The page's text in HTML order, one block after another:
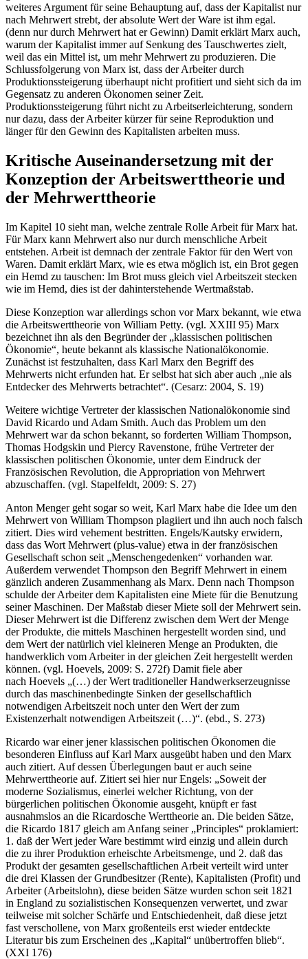
weiteres Argument für seine Behauptung auf, dass der Kapitalist nur
nach Mehrwert strebt, der absolute Wert der Ware ist ihm egal.
(denn nur durch Mehrwert hat er Gewinn) Damit erklärt Marx auch,
warum der Kapitalist immer auf Senkung des Tauschwertes zielt,
weil das ein Mittel ist, um mehr Mehrwert zu produzieren. Die
Schlussfolgerung von Marx ist, dass der Arbeiter durch
Produktionssteigerung überhaupt nicht profitiert und sieht sich da im
Gegensatz zu anderen Ökonomen seiner Zeit.
Produktionssteigerung führt nicht zu Arbeitserleichterung, sondern
nur dazu, dass der Arbeiter kürzer für seine Reproduktion und
länger für den Gewinn des Kapitalisten arbeiten muss.
Kritische Auseinandersetzung mit der
Konzeption der Arbeitswerttheorie und
der Mehrwerttheorie
Im Kapitel 10 sieht man, welche zentrale Rolle Arbeit für Marx hat.
Für Marx kann Mehrwert also nur durch menschliche Arbeit
entstehen. Arbeit ist demnach der zentrale Faktor für den Wert von
Waren. Damit erklärt Marx, wie es etwa möglich ist, ein Brot gegen
ein Hemd zu tauschen: Im Brot muss gleich viel Arbeitszeit stecken
wie im Hemd, dies ist der dahinterstehende Wertmaßstab.
Diese Konzeption war allerdings schon vor Marx bekannt, wie etwa
die Arbeitswerttheorie von William Petty. (vgl. XXIII 95) Marx
bezeichnet ihn als den Begründer der „klassischen politischen
Ökonomie“, heute bekannt als klassische Nationalökonomie.
Zunächst ist festzuhalten, dass Karl Marx den Begriff des
Mehrwerts nicht erfunden hat. Er selbst hat sich aber auch „nie als
Entdecker des Mehrwerts betrachtet“. (Cesarz: 2004, S. 19)
Weitere wichtige Vertreter der klassischen Nationalökonomie sind
David Ricardo und Adam Smith. Auch das Problem um den
Mehrwert war da schon bekannt, so forderten William Thompson,
Thomas Hodgskin und Piercy Ravenstone, frühe Vertreter der
klassischen politischen Ökonomie, unter dem Eindruck der
Französischen Revolution, die Appropriation von Mehrwert
abzuschaffen. (vgl. Stapelfeldt, 2009: S. 27)
Anton Menger geht sogar so weit, Karl Marx habe die Idee um den
Mehrwert von William Thompson plagiiert und ihn auch noch falsch
zitiert. Dies wird vehement bestritten. Engels/Kautsky erwidern,
dass das Wort Mehrwert (plus-value) etwa in der französischen
Gesellschaft schon seit „Menschengedenken“ vorhanden war.
Außerdem verwendet Thompson den Begriff Mehrwert in einem
gänzlich anderen Zusammenhang als Marx. Denn nach Thompson
schulde der Arbeiter dem Kapitalisten eine Miete für die Benutzung
seiner Maschinen. Der Maßstab dieser Miete soll der Mehrwert sein.
Dieser Mehrwert ist die Differenz zwischen dem Wert der Menge
der Produkte, die mittels Maschinen hergestellt worden sind, und
dem Wert der natürlich viel kleineren Menge an Produkten, die
handwerklich vom Arbeiter in der gleichen Zeit hergestellt werden
können. (vgl. Hoevels, 2009: S. 272f) Damit fiele aber
nach Hoevels „(…) der Wert traditioneller Handwerkserzeugnisse
durch das maschinenbedingte Sinken der gesellschaftlich
notwendigen Arbeitszeit noch unter den Wert der zum
Existenzerhalt notwendigen Arbeitszeit (…)“. (ebd., S. 273)
Ricardo war einer jener klassischen politischen Ökonomen die
besonderen Einfluss auf Karl Marx ausgeübt haben und den Marx
auch zitiert. Auf dessen Überlegungen baut er auch seine
Mehrwerttheorie auf. Zitiert sei hier nur Engels: „Soweit der
moderne Sozialismus, einerlei welcher Richtung, von der
bürgerlichen politischen Ökonomie ausgeht, knüpft er fast
ausnahmslos an die Ricardosche Werttheorie an. Die beiden Sätze,
die Ricardo 1817 gleich am Anfang seiner „Principles“ proklamiert:
1. daß der Wert jeder Ware bestimmt wird einzig und allein durch
die zu ihrer Produktion erheischte Arbeitsmenge, und 2. daß das
Produkt der gesamten gesellschaftlichen Arbeit verteilt wird unter
die drei Klassen der Grundbesitzer (Rente), Kapitalisten (Profit) und
Arbeiter (Arbeitslohn), diese beiden Sätze wurden schon seit 1821
in England zu sozialistischen Konsequenzen verwertet, und zwar
teilweise mit solcher Schärfe und Entschiedenheit, daß diese jetzt
fast verschollene, von Marx großenteils erst wieder entdeckte
Literatur bis zum Erscheinen des „Kapital“ unübertroffen blieb“.
(XXI 176)